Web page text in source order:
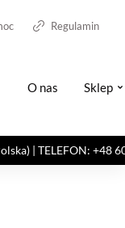
Regulamin
O nas Sklep
| TELEFON: +48